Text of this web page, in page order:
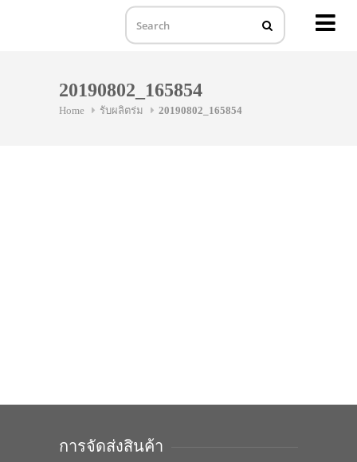
20190802_165854
Home รับผลิตร่ม 20190802_165854
การจัดส่งสินค้า